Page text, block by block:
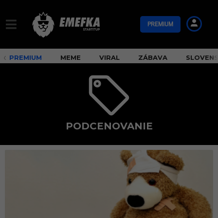
PREMIUM
PREMIUM MEME VIRAL ZÁBAVA
PODCENOVANIE